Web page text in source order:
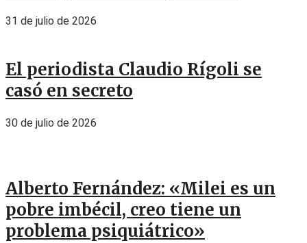
31 de julio de 2026
El periodista Claudio Rígoli se
casó en secreto
30 de julio de 2026
Alberto Fernández: «Milei es un
pobre imbécil, creo tiene un
problema psiquiátrico»